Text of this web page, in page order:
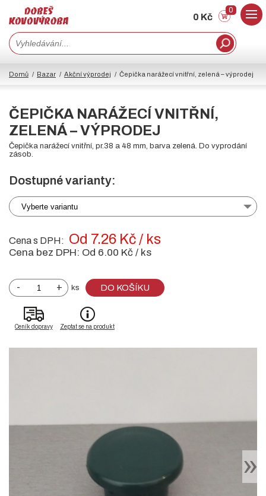
0 Kč
0
Domů Bazar Akční výprodej Čepička narážecí vnitřní, zelená – výprodej
ČEPIČKA NARÁŽECÍ VNITŘNÍ,
ZELENÁ – VÝPRODEJ
Čepička narážecí vnitřní, pr.38 a 48 mm, barva zelená. Do vyprodání
zásob.
Dostupné varianty:
Vyberte variantu
Cena s DPH: Od 7.26 Kč / ks
Cena bez DPH: Od 6.00 Kč / ks
- + ks DO KOŠÍKU
Ceník dopravy Zeptat se na produkt